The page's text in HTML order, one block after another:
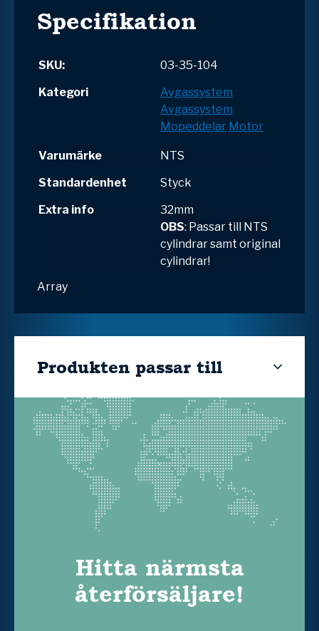
Specifikation
SKU:
03-35-104
Kategori
Avgassystem
Avgassystem
Mopeddelar Motor
Varumärke
NTS
Standardenhet
Styck
Extra info
32mm
OBS: Passar till NTS
cylindrar samt original
cylindrar!
Array
Produkten passar till
Hitta närmsta
återförsäljare!